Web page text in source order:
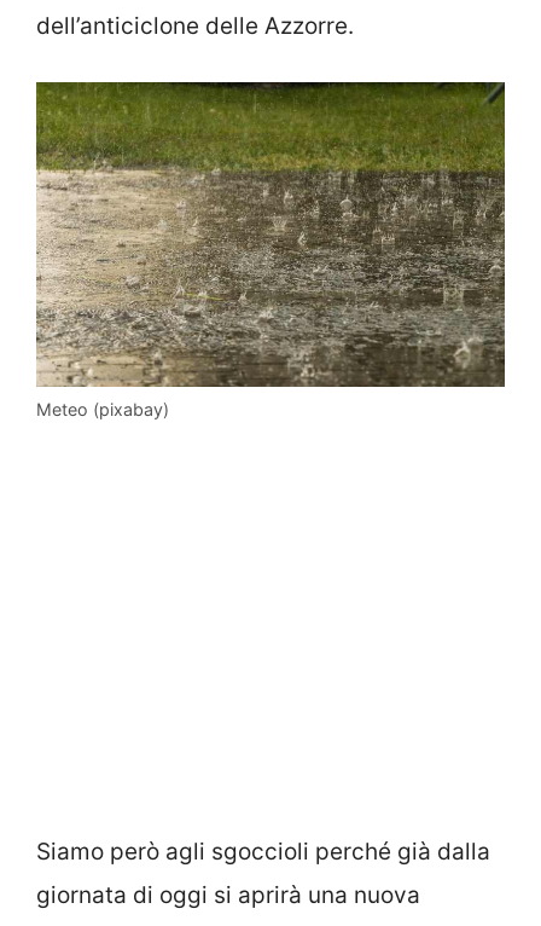
dell’anticiclone delle Azzorre.
Meteo (pixabay)
Siamo però agli sgoccioli perché già dalla
giornata di oggi si aprirà una nuova